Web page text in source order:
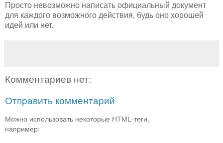
Просто невозможно написать официальный документ
для каждого возможного действия, будь оно хорошей
идей или нет.
Комментариев нет:
Отправить комментарий
Можно использовать некоторые HTML-теги,
например: